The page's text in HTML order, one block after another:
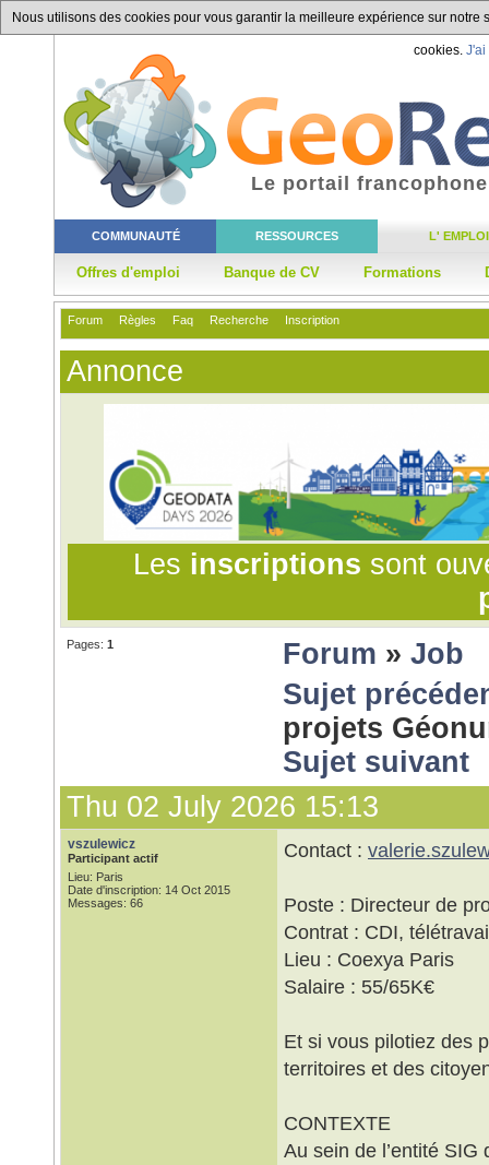
Nous utilisons des cookies pour vous garantir la meilleure expérience sur
cookies. J'ai
COMMUNAUTÉ RESSOURCES L' EMPLOI
Offres d'emploi Banque de CV Formations
Le portail
Forum Règles Faq Recherche Inscription
Annonce
Les inscriptions sont
Pages: 1 Forum » Job
Sujet
projets
Sujet suivant
Thu 02 July 2026 15:13
vszulewicz
Participant actif
Lieu: Paris
Date d'inscription: 14 Oct 2015
Messages: 66
Contact :
Poste : Directeur de
Contrat : CDI,
Lieu : Coexya Paris
Salaire : 55/65K€
Et si vous pilotiez des
territoires et des
CONTEXTE
Au sein de l’entité